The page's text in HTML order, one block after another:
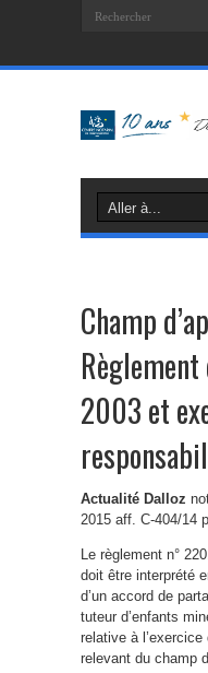
Champ
2003 et
Actualité Dalloz
2015 aff. C-404/14
Le règlement n°
doit être interprété
d’un accord de
tuteur d’enfants
relative à
relevant du champ